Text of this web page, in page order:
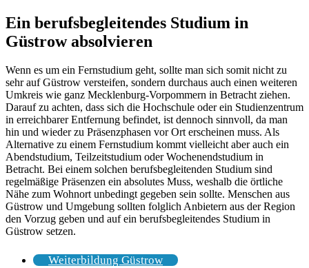
Ein berufsbegleitendes Studium in
Güstrow absolvieren
Wenn es um ein Fernstudium geht, sollte man sich somit nicht zu
sehr auf Güstrow versteifen, sondern durchaus auch einen weiteren
Umkreis wie ganz Mecklenburg-Vorpommern in Betracht ziehen.
Darauf zu achten, dass sich die Hochschule oder ein Studienzentrum
in erreichbarer Entfernung befindet, ist dennoch sinnvoll, da man
hin und wieder zu Präsenzphasen vor Ort erscheinen muss. Als
Alternative zu einem Fernstudium kommt vielleicht aber auch ein
Abendstudium, Teilzeitstudium oder Wochenendstudium in
Betracht. Bei einem solchen berufsbegleitenden Studium sind
regelmäßige Präsenzen ein absolutes Muss, weshalb die örtliche
Nähe zum Wohnort unbedingt gegeben sein sollte. Menschen aus
Güstrow und Umgebung sollten folglich Anbietern aus der Region
den Vorzug geben und auf ein berufsbegleitendes Studium in
Güstrow setzen.
Weiterbildung Güstrow